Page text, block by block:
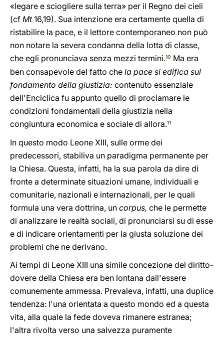
«legare e sciogliere sulla terra» per il Regno dei cieli
(cf Mt16,19). Sua intenzione era certamente quella di
ristabilire la pace, e il lettore contemporaneo non può
non notare la severa condanna della lotta di classe,
che egli pronunciava senza mezzi termini.10 Ma era
ben consapevole del fatto che la pace si edifica sul
fondamento della giustizia: contenuto essenziale
dell'Enciclica fu appunto quello di proclamare le
condizioni fondamentali della giustizia nella
congiuntura economica e sociale di allora.11
In questo modo Leone XIII, sulle orme dei
predecessori, stabiliva un paradigma permanente per
la Chiesa. Questa, infatti, ha la sua parola da dire di
fronte a determinate situazioni umane, individuali e
comunitarie, nazionali e internazionali, per le quali
formula una vera dottrina, un corpus, che le permette
di analizzare le realtà sociali, di pronunciarsi su di esse
e di indicare orientamenti per la giusta soluzione dei
problemi che ne derivano.
Ai tempi di Leone XIII una simile concezione del diritto-
dovere della Chiesa era ben lontana dall'essere
comunemente ammessa. Prevaleva, infatti, una duplice
tendenza: l'una orientata a questo mondo ed a questa
vita, alla quale la fede doveva rimanere estranea;
l'altra rivolta verso una salvezza puramente